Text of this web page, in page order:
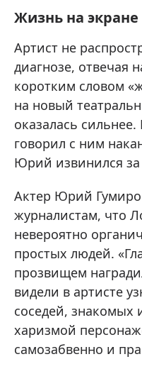
Жизнь на
Артист не
диагнозе, отвечая
коротким словом
на новый
оказалась
говорил с ним
Юрий извинился за
Актер Юрий
журналистам, что
невероятно
простых людей.
прозвищем
видели в артисте
соседей, знакомых
харизмой
самозабвенно и